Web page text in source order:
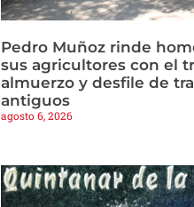
Pedro Muñoz rinde
sus agricultores con el
almuerzo y desfile de
antiguos
agosto 6, 2026